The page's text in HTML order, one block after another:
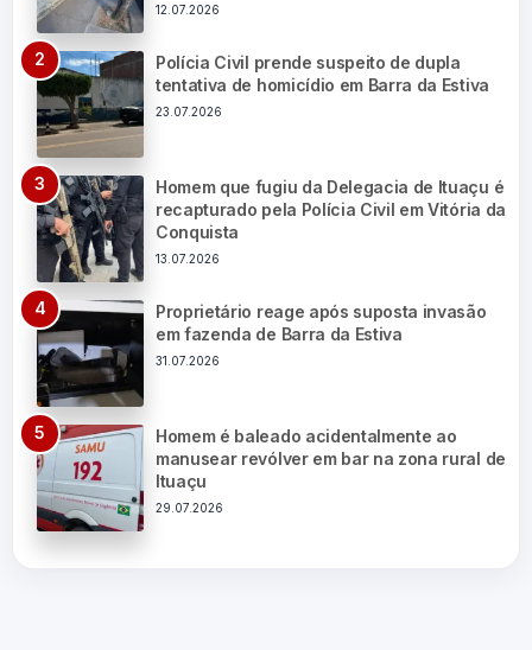
12.07.2026
Polícia Civil prende suspeito de dupla
tentativa de homicídio em Barra da Estiva
23.07.2026
Homem que fugiu da Delegacia de Ituaçu é
recapturado pela Polícia Civil em Vitória da
Conquista
13.07.2026
Proprietário reage após suposta invasão
em fazenda de Barra da Estiva
31.07.2026
Homem é baleado acidentalmente ao
manusear revólver em bar na zona rural de
Ituaçu
29.07.2026